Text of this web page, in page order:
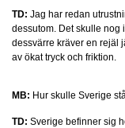
TD: Jag har redan
dessutom. Det skulle nog
dessvärre kräver en rejäl
av ökat tryck och friktion.
MB: Hur skulle Sverige
TD: Sverige befinner sig